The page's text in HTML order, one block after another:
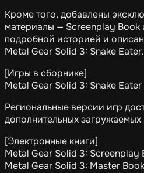
Кроме того, добавлены
материалы — Screenplay Book
подробной историей и
Metal Gear Solid 3: Snake Eater.
[Игры в сборнике]
Metal Gear Solid 3: Snake
Региональные версии игр
дополнительных
[Электронные книги]
Metal Gear Solid 3: Screenplay
Metal Gear Solid 3: Master Book